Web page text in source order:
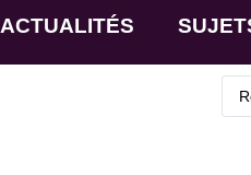
ACTUALITÉS